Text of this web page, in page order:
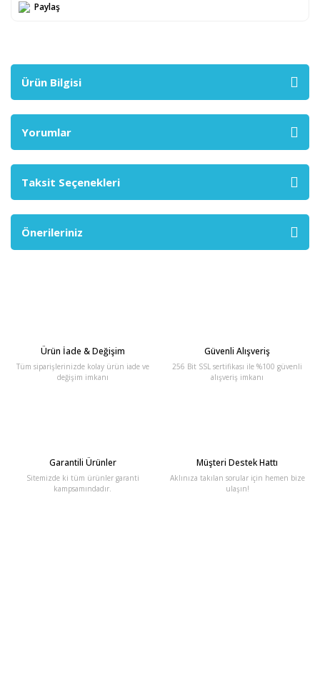
Paylaş
Ürün Bilgisi
Yorumlar
Taksit Seçenekleri
Önerileriniz
Ürün İade & Değişim
Tüm siparişlerinizde kolay ürün iade ve
değişim imkanı
Güvenli Alışveriş
256 Bit SSL sertifikası ile %100 güvenli
alışveriş imkanı
Garantili Ürünler
Sitemizde ki tüm ürünler garanti
kampsamındadır.
Müşteri Destek Hattı
Aklınıza takılan sorular için hemen bize
ulaşın!